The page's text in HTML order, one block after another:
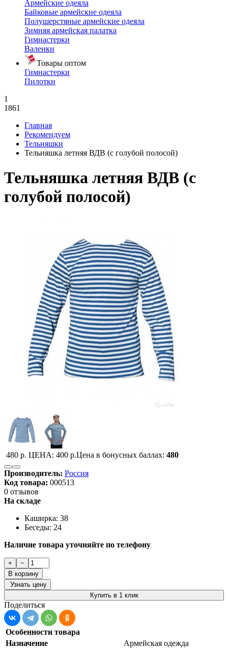
Армейские одеяла
Байковые армейские одеяла
Полушерстяные армейские одеяла
Зимняя армейская палатка
Гимнастерки
Валенки
Товары оптом
Гимнастерки
Пилотки
1
1861
Главная
Рекомендуем
Тельняшки
Тельняшка летняя ВДВ (с голубой полосой)
Тельняшка летняя ВДВ (с
голубой полосой)
480 р. ЦЕНА: 400 р.Цена в бонусных баллах: 480
Производитель: Россия
Код товара: 000513
0 отзывов
На складе
Каширка: 38
Беседы: 24
Наличие товара уточняйте по телефону
+
−
В корзину
Узнать цену
Купить в 1 клик
Поделиться
Особенности товара
Назначение
Армейская одежда